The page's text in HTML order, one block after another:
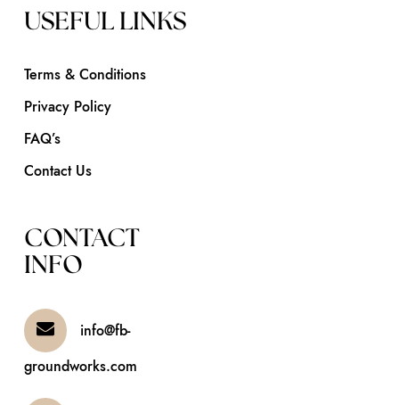
USEFUL LINKS
Terms & Conditions
Privacy Policy
FAQ’s
Contact Us
CONTACT
INFO
info@fb-
groundworks.com